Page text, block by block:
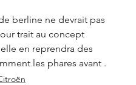
berline ne devrait pas
trait au concept
en reprendra des
les phares avant .